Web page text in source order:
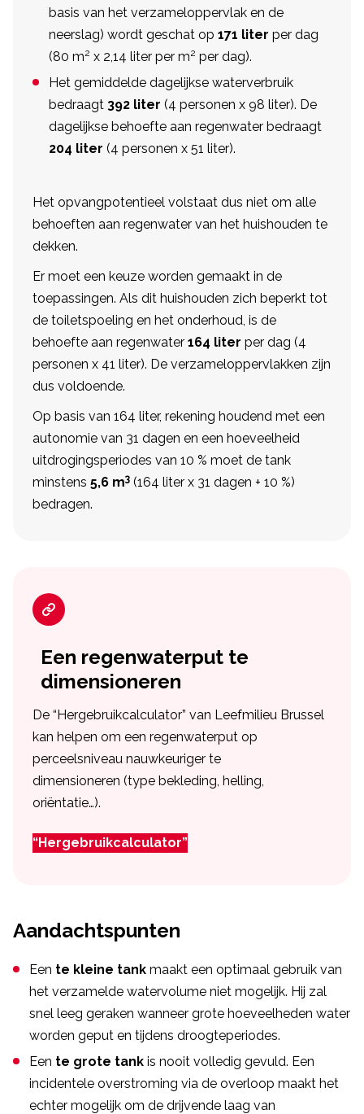
basis van het verzameloppervlak en de
neerslag) wordt geschat op 171 liter per dag
(80 m2 x 2,14 liter per m2 per dag).
Het gemiddelde dagelijkse waterverbruik
bedraagt 392 liter (4 personen x 98 liter). De
dagelijkse behoefte aan regenwater bedraagt
204 liter (4 personen x 51 liter).
Het opvangpotentieel volstaat dus niet om alle
behoeften aan regenwater van het huishouden te
dekken.
Er moet een keuze worden gemaakt in de
toepassingen. Als dit huishouden zich beperkt tot
de toiletspoeling en het onderhoud, is de
behoefte aan regenwater 164 liter per dag (4
personen x 41 liter). De verzameloppervlakken zijn
dus voldoende.
Op basis van 164 liter, rekening houdend met een
autonomie van 31 dagen en een hoeveelheid
uitdrogingsperiodes van 10 % moet de tank
minstens 5,6 m3 (164 liter x 31 dagen + 10 %)
bedragen.
Een regenwaterput te
dimensioneren
De “Hergebruikcalculator” van Leefmilieu Brussel
kan helpen om een regenwaterput op
perceelsniveau nauwkeuriger te
dimensioneren (type bekleding, helling,
oriëntatie…).
“Hergebruikcalculator”
Aandachtspunten
Een te kleine tank maakt een optimaal gebruik van
het verzamelde watervolume niet mogelijk. Hij zal
snel leeg geraken wanneer grote hoeveelheden water
worden geput en tijdens droogteperiodes.
Een te grote tank is nooit volledig gevuld. Een
incidentele overstroming via de overloop maakt het
echter mogelijk om de drijvende laag van